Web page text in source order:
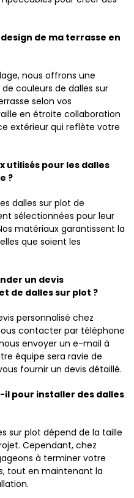
de ma terrasse en
nous offrons une
couleurs de dalles sur
selon vos
en étroite collaboration
extérieur qui reflète votre
utilisés pour les dalles
?
dalles sur plot de
sélectionnées pour leur
matériaux garantissent la
que soient les
un devis
de dalles sur plot ?
personnalisé chez
contacter par téléphone
envoyer un e-mail à
équipe sera ravie de
fournir un devis détaillé.
il pour installer des dalles
sur plot dépend de la taille
Cependant, chez
à terminer votre
tout en maintenant la